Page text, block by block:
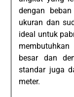
dengan
ukuran dan
ideal untuk
besar dan
standar juga
meter.